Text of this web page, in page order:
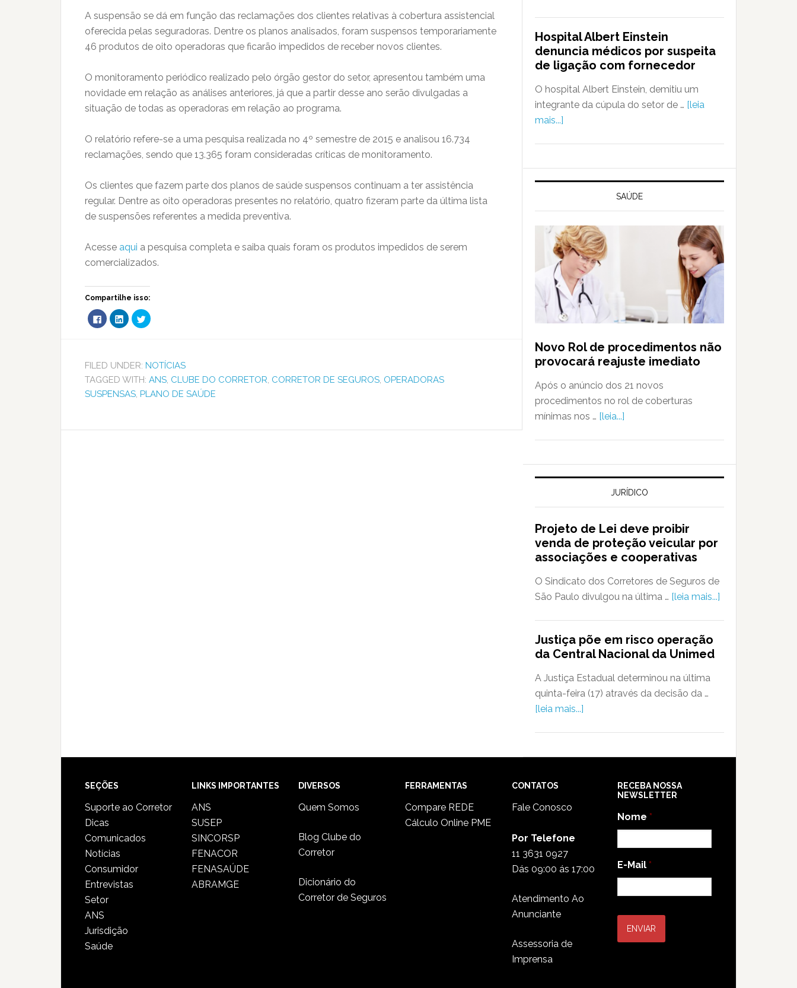
A suspensão se dá em função das reclamações dos clientes relativas à cobertura assistencial
oferecida pelas seguradoras. Dentre os planos analisados, foram suspensos temporariamente
46 produtos de oito operadoras que ficarão impedidos de receber novos clientes.
O monitoramento periódico realizado pelo órgão gestor do setor, apresentou também uma
novidade em relação as análises anteriores, já que a partir desse ano serão divulgadas a
situação de todas as operadoras em relação ao programa.
O relatório refere-se a uma pesquisa realizada no 4º semestre de 2015 e analisou 16.734
reclamações, sendo que 13.365 foram consideradas críticas de monitoramento.
Os clientes que fazem parte dos planos de saúde suspensos continuam a ter assistência
regular. Dentre as oito operadoras presentes no relatório, quatro fizeram parte da última lista
de suspensões referentes a medida preventiva.
Acesse aqui a pesquisa completa e saiba quais foram os produtos impedidos de serem
comercializados.
Compartilhe isso:
Clique
para
compartilhar
no
janela)
Clique
para
compartilhar
no
janela)
Clique
para
no
janela)
FILED UNDER: NOTÍCIAS
TAGGED WITH: ANS, CLUBE DO CORRETOR, CORRETOR DE SEGUROS, OPERADORAS
SUSPENSAS, PLANO DE SAÚDE
Hospital Albert Einstein
denuncia médicos por suspeita
de ligação com fornecedor
O hospital Albert Einstein, demitiu um
integrante da cúpula do setor de … [leia
mais...]
SAÚDE
Novo Rol de procedimentos não
provocará reajuste imediato
Após o anúncio dos 21 novos
procedimentos no rol de coberturas
mínimas nos … [leia...]
JURÍDICO
Projeto de Lei deve proibir
venda de proteção veicular por
associações e cooperativas
O Sindicato dos Corretores de Seguros de
São Paulo divulgou na última … [leia mais...]
Justiça põe em risco operação
da Central Nacional da Unimed
A Justiça Estadual determinou na última
quinta-feira (17) através da decisão da …
[leia mais...]
SEÇÕES
Suporte ao Corretor
Dicas
Comunicados
Notícias
Consumidor
Entrevistas
Setor
ANS
Jurisdição
Saúde
LINKS IMPORTANTES
ANS
SUSEP
SINCORSP
FENACOR
FENASAÚDE
ABRAMGE
DIVERSOS
Quem Somos
Blog Clube do
Corretor
Dicionário do
Corretor de Seguros
FERRAMENTAS
Compare REDE
Cálculo Online PME
CONTATOS
Fale Conosco
Por Telefone
11 3631 0927
Dás 09:00 ás 17:00
Atendimento Ao
Anunciante
Assessoria de
Imprensa
RECEBA NOSSA
NEWSLETTER
Nome *
E-Mail *